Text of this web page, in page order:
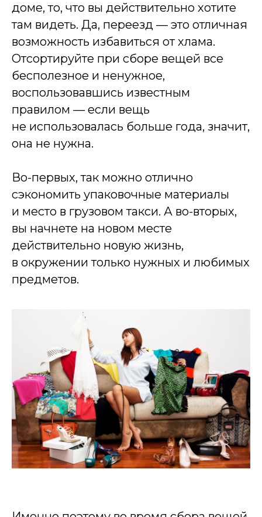
доме, то, что вы действительно хотите
там видеть. Да, переезд — это отличная
возможность избавиться от хлама.
Отсортируйте при сборе вещей все
бесполезное и ненужное,
воспользовавшись известным
правилом — если вещь
не использовалась больше года, значит,
она не нужна.
Во-первых, так можно отлично
сэкономить упаковочные материалы
и место в грузовом такси. А во-вторых,
вы начнете на новом месте
действительно новую жизнь,
в окружении только нужных и любимых
предметов.